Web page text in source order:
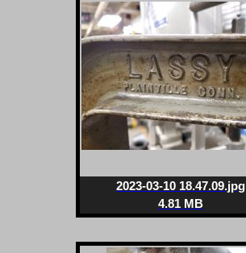
2023-03-10 18.47.09.jpg
4.81 MB